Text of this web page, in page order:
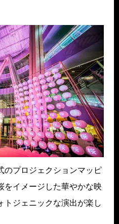
のプロジェクションマッピ
をイメージした華やかな映
トジェニックな演出が楽し